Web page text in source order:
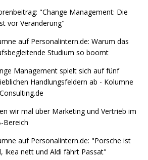
"Change Management: Die
vor Veränderung"
auf Personalintern.de: Warum das
Studium so boomt
Management spielt sich auf fünf
Handlungsfeldern ab - Kolumne
wir mal über Marketing und Vertrieb im
Bereich
auf Personalintern.de: "Porsche ist
Ikea nett und Aldi fährt Passat"